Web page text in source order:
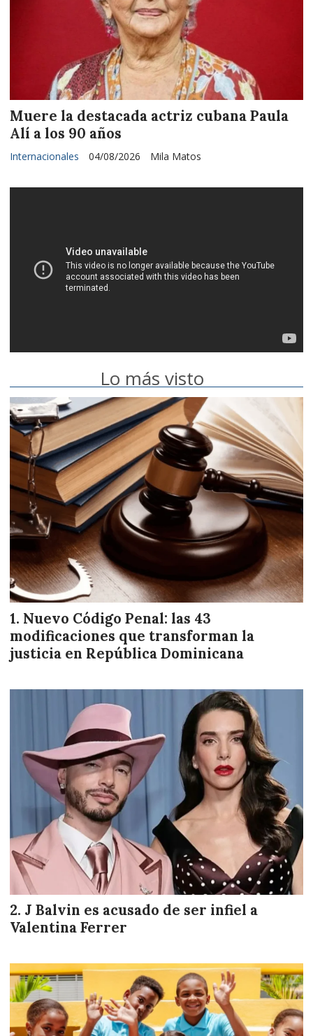
Muere la destacada actriz cubana Paula
Alí a los 90 años
Mila Matos
Internacionales 04/08/2026
Lo más visto
Nuevo Código Penal: las 43
modificaciones que transforman la
justicia en República Dominicana
J Balvin es acusado de ser infiel a
Valentina Ferrer